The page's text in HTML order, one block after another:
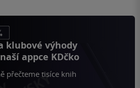
klubové výhody
appce KDčko
přečteme tisíce knih